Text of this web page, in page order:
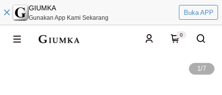
GIUMKA
Gunakan App Kami Sekarang
Buka APP
0
1/7